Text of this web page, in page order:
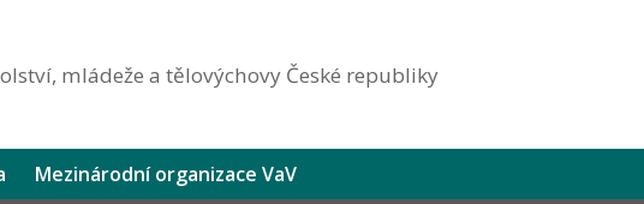
mládeže a tělovýchovy České republiky
Mezinárodní organizace VaV